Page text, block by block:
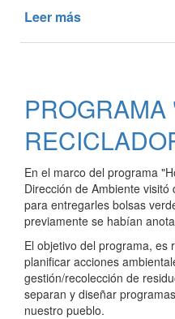
Leer más
TEMPORADA
DE
PODA:
SE
DEBE
SOLICITAR
PREVIA
En el marco del programa
Dirección de Ambiente
para entregarles bolsas
previamente se habían
El objetivo del programa, es
planificar acciones
gestión/recolección de
separan y diseñar
nuestro pueblo.